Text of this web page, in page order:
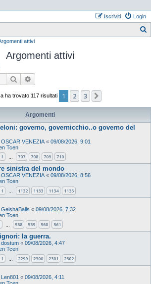
Login
Iscriviti
attivi
Argomenti attivi
Cerca
ha trovato 117 risultati 1 2 3
Argomenti
governo, governicchio..o governo del
OSCAR VENEZIA « 09/08/2026, 9:01
Tcen
1 707 708 709 710
sinistra del mondo
OSCAR VENEZIA « 09/08/2026, 8:56
Tcen
1 … 1132 1133 1134 1135
GeishaBalls « 09/08/2026, 7:32
Tcen
558 559 560 561
la guerra.
dostum « 09/08/2026, 4:47
Tcen
1 2299 2300 2301 2302
Len801 « 09/08/2026, 4:11